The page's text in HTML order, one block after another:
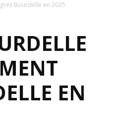
Bourdelle en 2025
EN